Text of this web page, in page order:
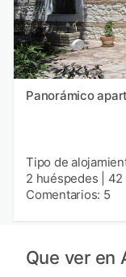
Panorámico
Tipo de
2 huéspedes
42
Comentarios: 5
Que ver en